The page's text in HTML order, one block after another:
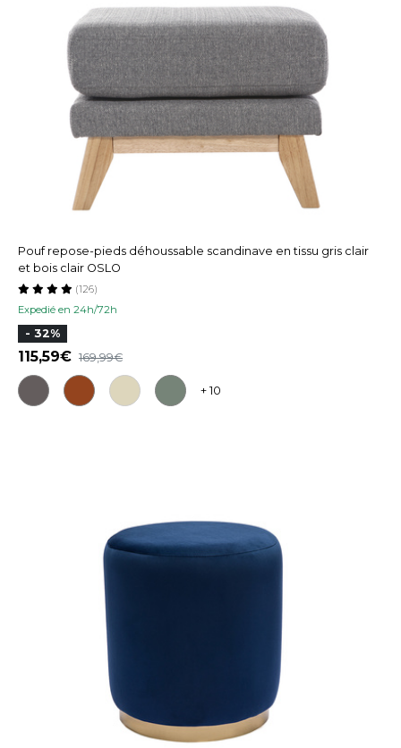
Pouf repose-pieds déhoussable scandinave en tissu gris clair
et bois clair OSLO
Expedié en 24h/72h
(126)
- 32%
115,59 169,99
+ 10